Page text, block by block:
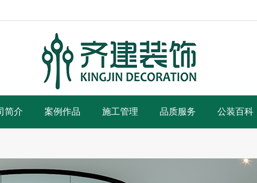
简介 案例作品 施工管理 品质服务 公装百科